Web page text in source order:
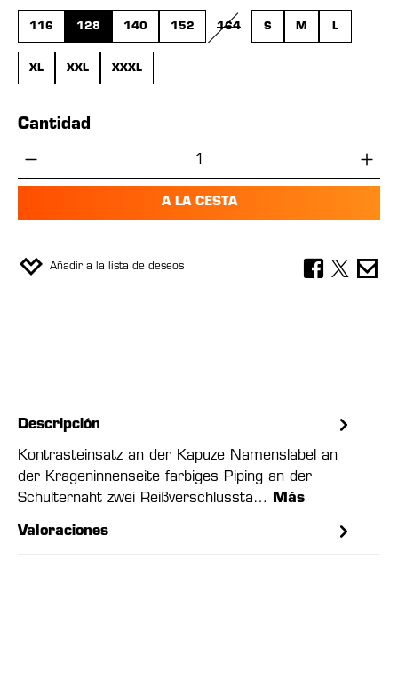
116 128 140 152 164 S M L
XL XXL XXXL
Cantidad
Cantidad del producto: introduce la
A LA CESTA
Añadir a la lista de deseos
Descripción
Kontrasteinsatz an der Kapuze Namenslabel an
der Krageninnenseite farbiges Piping an der
Schulternaht zwei Reißverschlussta…
Más
Valoraciones